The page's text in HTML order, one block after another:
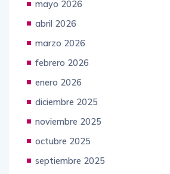
mayo 2026
abril 2026
marzo 2026
febrero 2026
enero 2026
diciembre 2025
noviembre 2025
octubre 2025
septiembre 2025